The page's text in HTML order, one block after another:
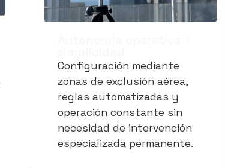
Configuración mediante
zonas de exclusión aérea,
reglas automatizadas y
operación constante sin
necesidad de intervención
especializada permanente.